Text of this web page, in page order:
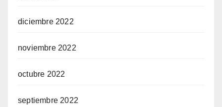
diciembre 2022
noviembre 2022
octubre 2022
septiembre 2022